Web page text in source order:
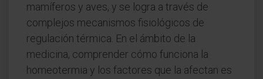
mamíferos y aves, y se logra a través de
complejos mecanismos fisiológicos de
regulación térmica. En el ámbito de la
medicina, comprender cómo funciona la
homeotermia y los factores que la afectan es